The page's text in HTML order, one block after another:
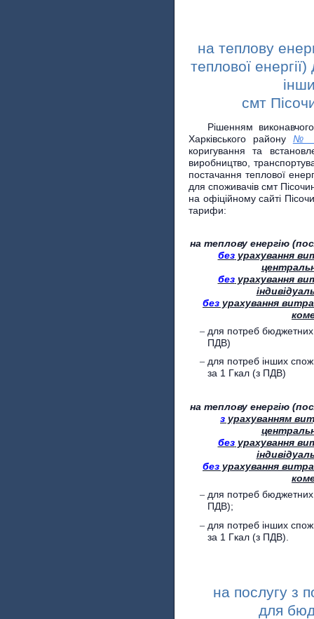
на теплову
теплової
смт
Рішенням
Харківського району №
коригування та
виробництво,
постачання теплової
для споживачів смт
на офіційному сайті
тарифи:
на теплову енергію
безурахування
безурахування
без урахування
для потреб
ПДВ)
для потреб інших
за 1 Гкал (з ПДВ)
на теплову енергію
з урахуванням
безурахування
без урахування
для потреб
ПДВ);
для потреб інших
за 1 Гкал (з ПДВ).
на послугу з
для